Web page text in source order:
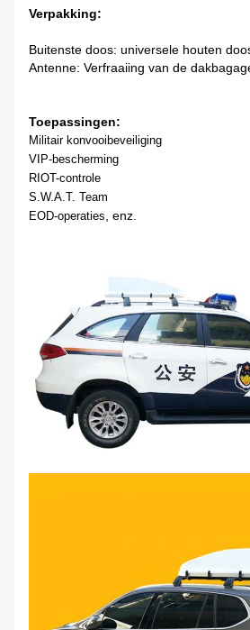
Verpakking:
Buitenste doos: universele houten
Antenne: Verfraaiing van de
Toepassingen:
Militair konvooibeveiliging
VIP-bescherming
RIOT-controle
S.W.A.T. Team
EOD-operaties, enz.